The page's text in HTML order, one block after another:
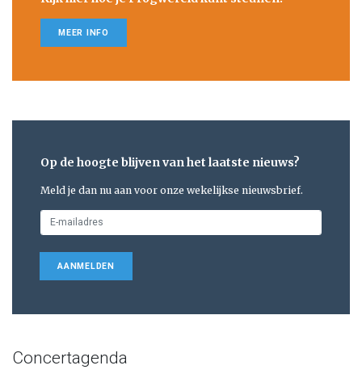
MEER INFO
Op de hoogte blijven van het laatste nieuws?
Meld je dan nu aan voor onze wekelijkse nieuwsbrief.
AANMELDEN
Concertagenda